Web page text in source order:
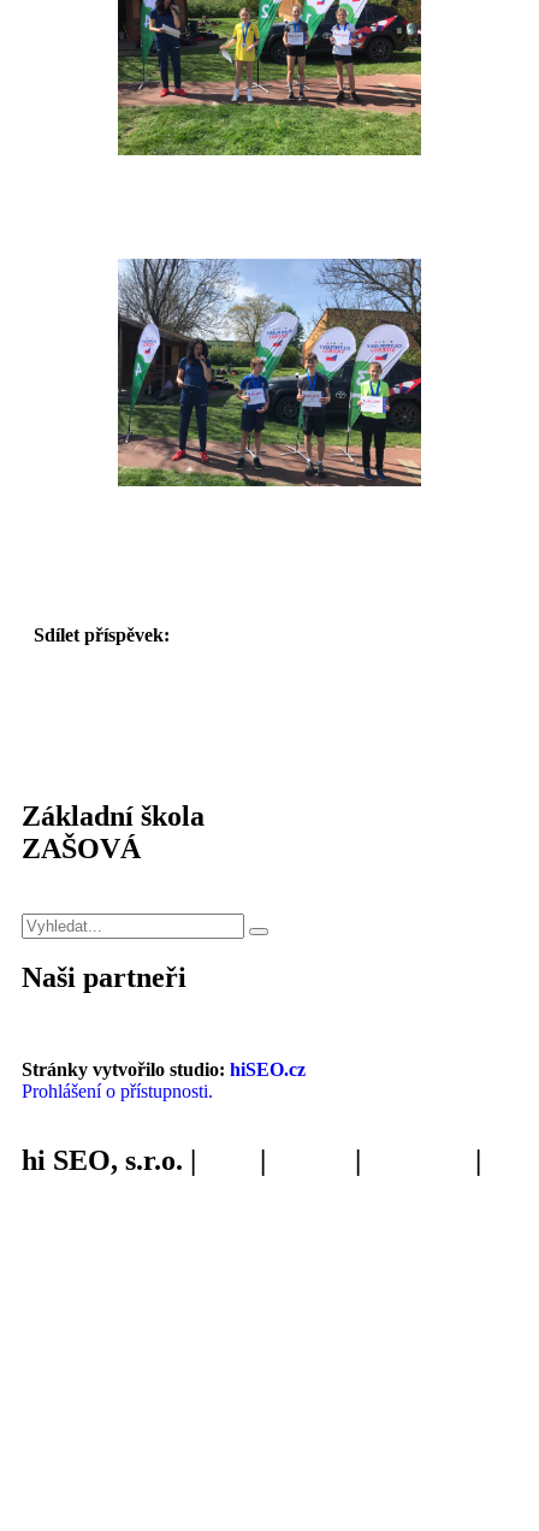
Sdílet příspěvek:
Základní škola
ZAŠOVÁ
Naši partneři
Stránky vytvořilo studio: hiSEO.cz
Prohlášení o přístupnosti.
hi SEO, s.r.o. | | | |